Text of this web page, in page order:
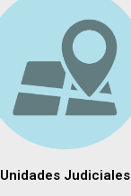
Unidades Judiciales